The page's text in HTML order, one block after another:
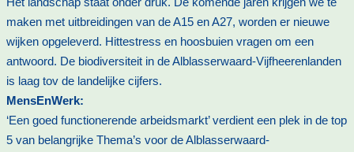
maken met uitbreidingen van de A15 en A27, worden er nieuwe
wijken opgeleverd. Hittestress en hoosbuien vragen om een
antwoord. De biodiversiteit in de Alblasserwaard-Vijfheerenlanden
is laag tov de landelijke cijfers.
MensEnWerk:
‘Een goed functionerende arbeidsmarkt’ verdient een plek in de top
5 van belangrijke Thema’s voor de Alblasserwaard-